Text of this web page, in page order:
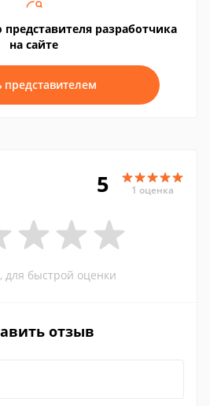
разработчика
на сайте
представителем
5 1 оценка
для быстрой оценки
отзыв